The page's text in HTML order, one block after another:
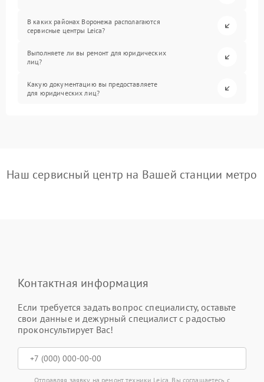
В каких районах Воронежа располагаются
сервисные центры Leica?
Выполняете ли вы ремонт для юридических
лиц?
Какую документацию вы предоставляете
для юридических лиц?
Наш сервисный центр на Вашей станции метро
Контактная информация
Если требуется задать вопрос специалисту, оставьте
свои данные и дежурный специалист с радостью
проконсультирует Вас!
Отправляя заявку на ремонт техники Leica, Вы соглашаетесь с